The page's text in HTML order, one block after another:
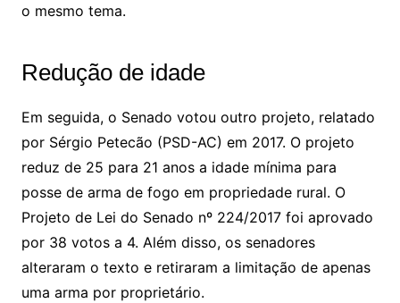
o mesmo tema.
Redução de idade
Em seguida, o Senado votou outro projeto, relatado
por Sérgio Petecão (PSD-AC) em 2017. O projeto
reduz de 25 para 21 anos a idade mínima para
posse de arma de fogo em propriedade rural. O
Projeto de Lei do Senado nº 224/2017 foi aprovado
por 38 votos a 4. Além disso, os senadores
alteraram o texto e retiraram a limitação de apenas
uma arma por proprietário.